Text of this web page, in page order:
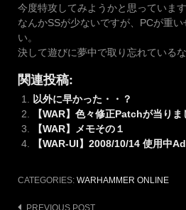
今度特攻してみようかと思っていま
なんかSSが少ないですが、PCが重
い。
決して遊びに夢中で取り忘れている
関連投稿:
以外に早かった・・？
【WAR】色々修正Patchが当りま
【WAR】メモその１
【WAR-UI】2008/10/14 使用中
CATEGORIES: WARHAMMER ONLINE